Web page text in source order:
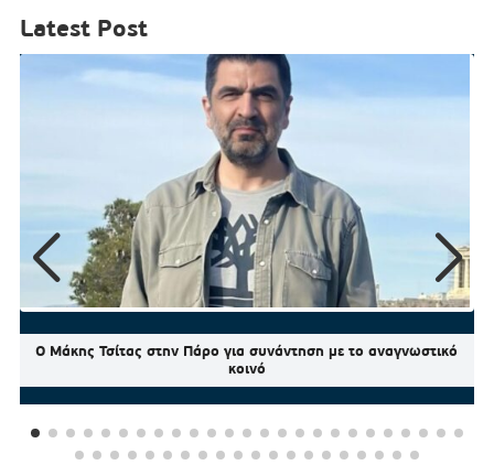
Latest Post
Ο Μάκης Τσίτας στην Πάρο για συνάντηση με το αναγνωστικό
κοινό